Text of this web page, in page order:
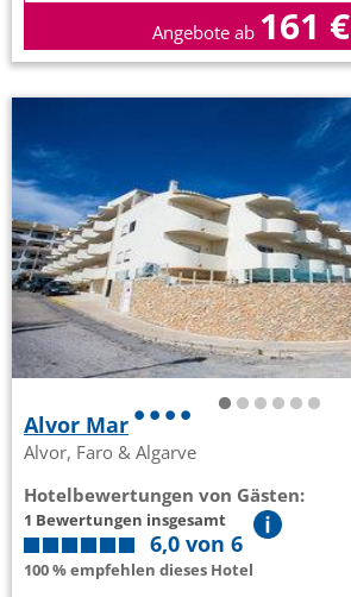
Angebote ab 161 €
Alvor Mar
Alvor, Faro & Algarve
Hotelbewertungen von Gästen:
1 Bewertungen insgesamt
6,0 von 6
100 % empfehlen dieses Hotel